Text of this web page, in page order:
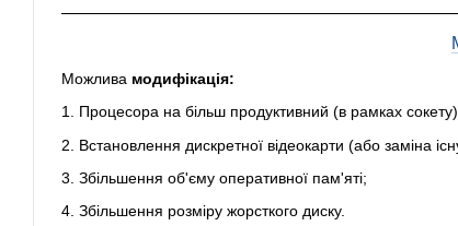
Можлива модифікація:
1. Процесора на більш продуктивний (в рамках
2. Встановлення дискретної відеокарти (або заміна
3. Збільшення об'єму оперативної пам'яті;
4. Збільшення розміру жорсткого диску.